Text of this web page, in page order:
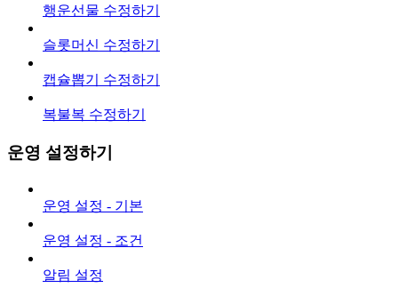
행운선물 수정하기
슬롯머신 수정하기
캡슐뽑기 수정하기
복불복 수정하기
운영 설정하기
운영 설정 - 기본
운영 설정 - 조건
알림 설정